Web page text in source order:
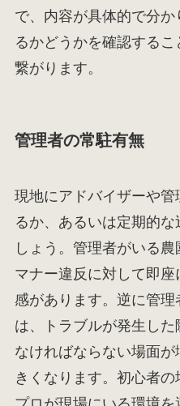
で、内容が具体的で分
るかどうかを確認する
繋がります。
管理者の常駐有無
現地にアドバイザーや
るか、あるいは定期的
しょう。管理者がいる
マナー違反に対して即
感があります。逆に管
は、トラブルが発生し
なければならない場面
きくなります。初心者